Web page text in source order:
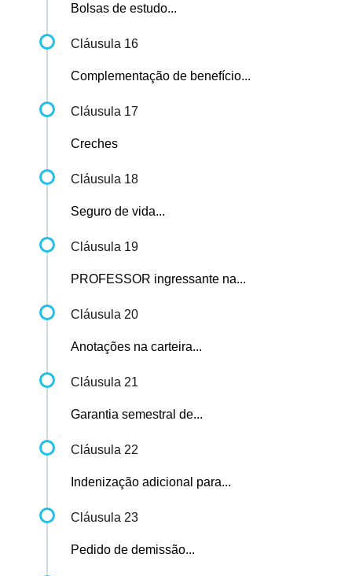
Bolsas de estudo...
Cláusula 16
Complementação de benefício...
Cláusula 17
Creches
Cláusula 18
Seguro de vida...
Cláusula 19
PROFESSOR ingressante na...
Cláusula 20
Anotações na carteira...
Cláusula 21
Garantia semestral de...
Cláusula 22
Indenização adicional para...
Cláusula 23
Pedido de demissão...